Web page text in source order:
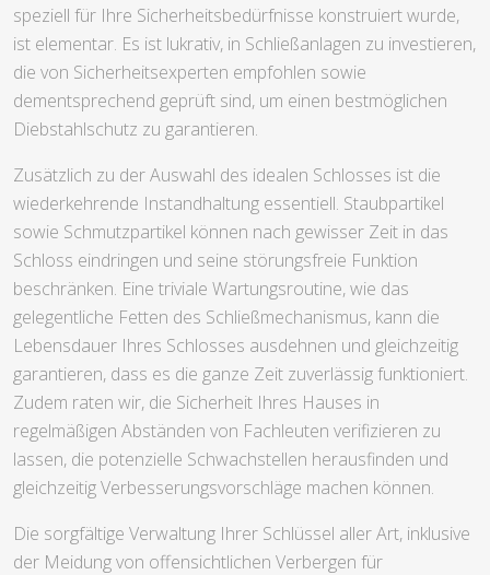
speziell für Ihre Sicherheitsbedürfnisse konstruiert wurde,
ist elementar. Es ist lukrativ, in Schließanlagen zu investieren,
die von Sicherheitsexperten empfohlen sowie
dementsprechend geprüft sind, um einen bestmöglichen
Diebstahlschutz zu garantieren.
Zusätzlich zu der Auswahl des idealen Schlosses ist die
wiederkehrende Instandhaltung essentiell. Staubpartikel
sowie Schmutzpartikel können nach gewisser Zeit in das
Schloss eindringen und seine störungsfreie Funktion
beschränken. Eine triviale Wartungsroutine, wie das
gelegentliche Fetten des Schließmechanismus, kann die
Lebensdauer Ihres Schlosses ausdehnen und gleichzeitig
garantieren, dass es die ganze Zeit zuverlässig funktioniert.
Zudem raten wir, die Sicherheit Ihres Hauses in
regelmäßigen Abständen von Fachleuten verifizieren zu
lassen, die potenzielle Schwachstellen herausfinden und
gleichzeitig Verbesserungsvorschläge machen können.
Die sorgfältige Verwaltung Ihrer Schlüssel aller Art, inklusive
der Meidung von offensichtlichen Verbergen für